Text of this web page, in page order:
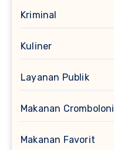
Kriminal
Kuliner
Layanan Publik
Makanan Cromboloni
Makanan Favorit